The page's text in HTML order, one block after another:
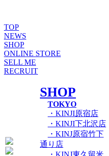
TOP
NEWS
SHOP
ONLINE STORE
SELL ME
RECRUIT
SHOP
TOKYO
・KINJI原宿店
・KINJI下北沢店
・KINJ原宿竹下
通り店